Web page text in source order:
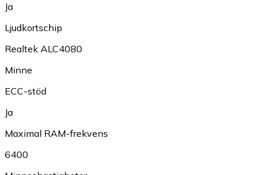
Ja
Ljudkortschip
Realtek ALC4080
Minne
ECC-stöd
Ja
Maximal RAM-frekvens
6400